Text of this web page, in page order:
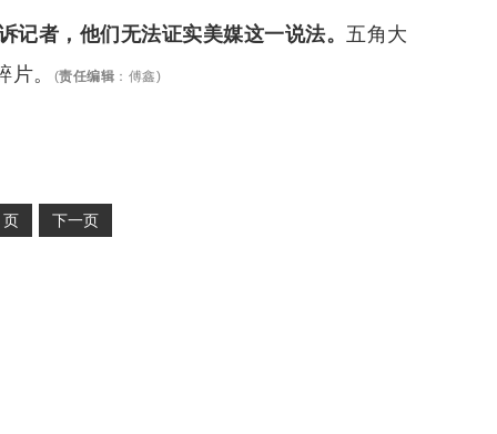
记者，他们无法证实美媒这一说法。 五角大
。
(责任编辑 ： 傅鑫)
页 下一页